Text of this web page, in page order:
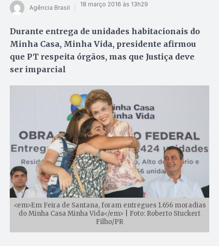
Agência Brasil 18 março 2016 às 13h29
Durante entrega de unidades habitacionais do
Minha Casa, Minha Vida, presidente afirmou
que PT respeita órgãos, mas que Justiça deve
ser imparcial
<em>Em Feira de Santana, foram entregues 1.656 moradias
do Minha Casa Minha Vida</em> | Foto: Roberto Stuckert
Filho/PR